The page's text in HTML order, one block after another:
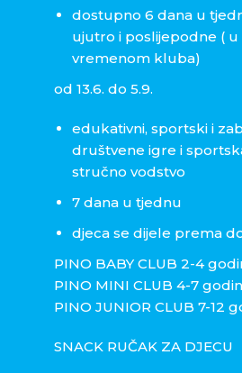
dostupno 6 dana u
ujutro i poslijepodne (
vremenom kluba)
od 13.6. do 5.9.
edukativni, sportski i
društvene igre i
stručno vodstvo
7 dana u tjednu
djeca se dijele prema
PINO BABY CLUB 2-4
PINO MINI CLUB 4-7
PINO JUNIOR CLUB 7-12
SNACK RUČAK ZA DJECU